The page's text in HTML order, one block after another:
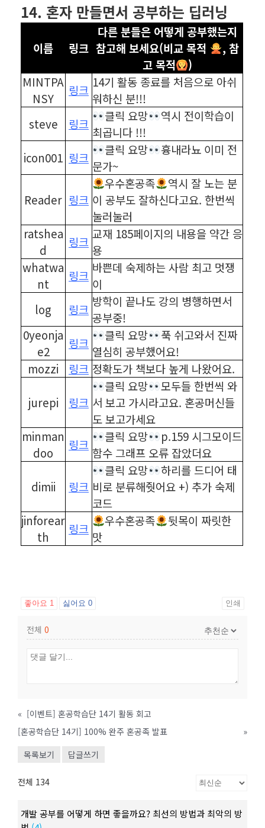
14. 혼자 만들면서 공부하는 딥러닝
이름 링크
다른 분들은 어떻게 공부했는지
참고해 보세요(비교 목적
, 참
고 목적
)
MINTPA
NSY
링크
14기 활동 종료를 처음으로 아쉬
워하신 분!!!
steve
링크
클릭 요망
역시 전이학습이
최곱니다 !!!
icon001 링크
클릭 요망
흉내라뇨 이미 전
문가~
Reader 링크
우수혼공족
역시 잘 노는 분
이 공부도 잘하신다고요. 한번씩
눌러눌러
ratshea
d
링크
교재 185페이지의 내용을 약간 응
용
whatwa
nt
링크
바쁜데 숙제하는 사람 최고 멋쟁
이
log
링크
방학이 끝나도 강의 병행하면서
공부중!
0yeonja
e2
링크
클릭 요망
푹 쉬고와서 진짜
열심히 공부했어요!
mozzi
링크 정확도가 책보다 높게 나왔어요.
jurepi 링크
클릭 요망
모두들 한번씩 와
서 보고 가시라고요. 혼공머신들
도 보고가세요
minman
doo
링크
클릭 요망
p.159 시그모이드
함수 그래프 오류 잡았더요
dimii 링크
클릭 요망
하리를 드디어 태
비로 분류해줫어요 +) 추가 숙제
코드
jinforear
th
링크
우수혼공족
뒷목이 짜릿한
맛
좋아요 1 싫어요 0 인쇄
전체 0
« [이벤트] 혼공학습단 14기 활동 회고
[혼공학습단 14기] 100% 완주 혼공족 발표
»
목록보기
답글쓰기
전체 134
개발 공부를 어떻게 하면 좋을까요? 최선의 방법과 최악의 방